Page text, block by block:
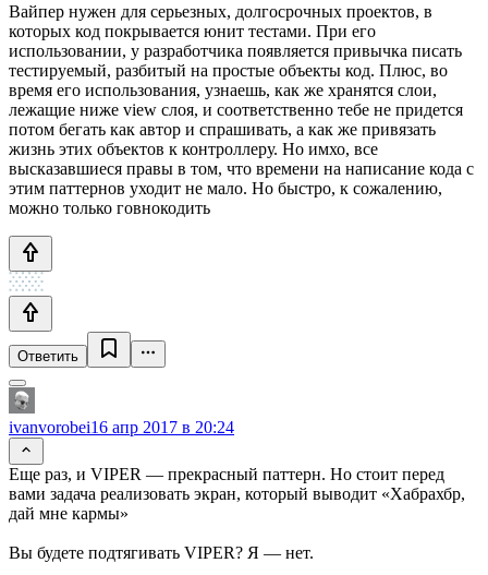
Вайпер нужен для серьезных, долгосрочных проектов, в
которых код покрывается юнит тестами. При его
использовании, у разработчика появляется привычка писать
тестируемый, разбитый на простые объекты код. Плюс, во
время его использования, узнаешь, как же хранятся слои,
лежащие ниже view слоя, и соответственно тебе не придется
потом бегать как автор и спрашивать, а как же привязать
жизнь этих объектов к контроллеру. Но имхо, все
высказавшиеся правы в том, что времени на написание кода с
этим паттернов уходит не мало. Но быстро, к сожалению,
можно только говнокодить
Ответить
ivanvorobei16 апр 2017 в 20:24
Еще раз, и VIPER — прекрасный паттерн. Но стоит перед
вами задача реализовать экран, который выводит «Хабрахбр,
дай мне кармы»
Вы будете подтягивать VIPER? Я — нет.